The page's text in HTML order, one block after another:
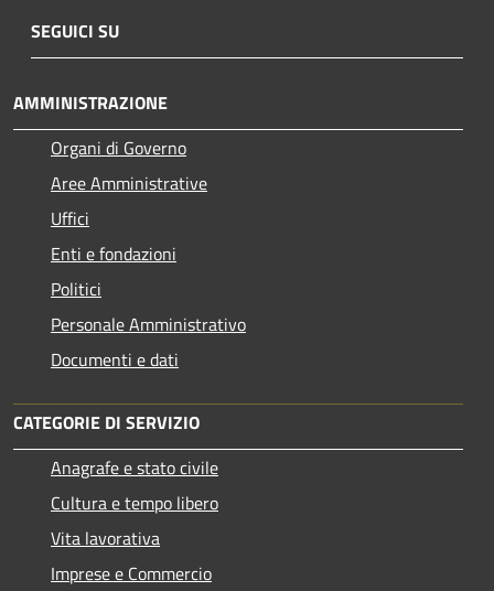
SEGUICI SU
AMMINISTRAZIONE
Organi di Governo
Aree Amministrative
Uffici
Enti e fondazioni
Politici
Personale Amministrativo
Documenti e dati
CATEGORIE DI SERVIZIO
Anagrafe e stato civile
Cultura e tempo libero
Vita lavorativa
Imprese e Commercio